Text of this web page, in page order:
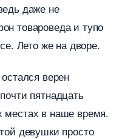
даже не
товароведа и тупо
Лето же на дворе.
верен
пятнадцать
местах в наше время.
девушки просто